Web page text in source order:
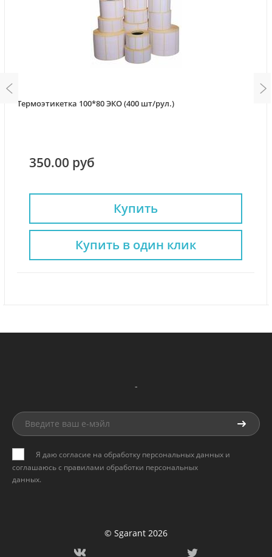
Термоэтикетка 100*80 ЭКО (400 шт/рул.)
350.00 руб
Купить
Купить в один клик
-
Я даю согласие на обработку персональных данных и
соглашаюсь с правилами обработки персональных
данных.
© Sgarant 2026